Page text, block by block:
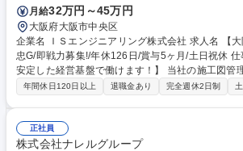
月給32万円～45万円
大阪府大阪市中央区
企業名 ＩＳエンジニアリング株式会社 求人名 【大阪/施工図管理】★伊藤
忠G/即戦力募集!/年休126日/賞与5ヶ月/土日祝休 仕事の内容 【伊藤忠Gの
安定した経営基盤で働けます！】 当社の施工図管
す。伊藤忠グループ/伊藤忠建材100％子会社であ
外壁素材を用いた設計の監理業務。（設計業務は
との打ち合わせ・指示・伝達やゼネコン担当者と
た図面のチェックなどを担当。 【過去実績】東京
年間休日120日以上 退職金あり 完全週休2日制
正社員
株式会社ナレルグループ